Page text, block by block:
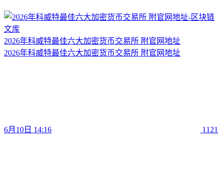
2026年科威特最佳六大加密货币交易所 附官网地址
2026年科威特最佳六大加密货币交易所 附官网地址
6月10日 14:16 1121